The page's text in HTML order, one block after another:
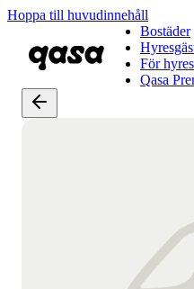
Hoppa till huvudinnehåll
Bostäder
För
Qasa